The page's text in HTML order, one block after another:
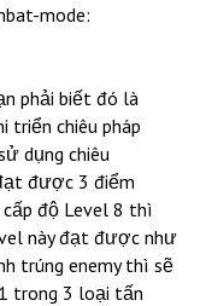
mode:
phải biết đó là
triển chiêu pháp
dụng chiêu
được 3 điểm
độ Level 8 thì
này đạt được như
trúng enemy thì sẽ
trong 3 loại tấn